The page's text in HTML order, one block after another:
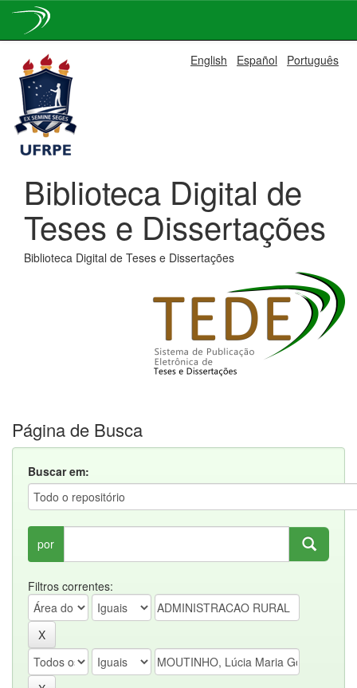
navigation
English Español Português
Biblioteca Digital de
Teses e Dissertações
Biblioteca Digital de Teses e Dissertações
Página de Busca
Buscar em:
por
Filtros correntes: